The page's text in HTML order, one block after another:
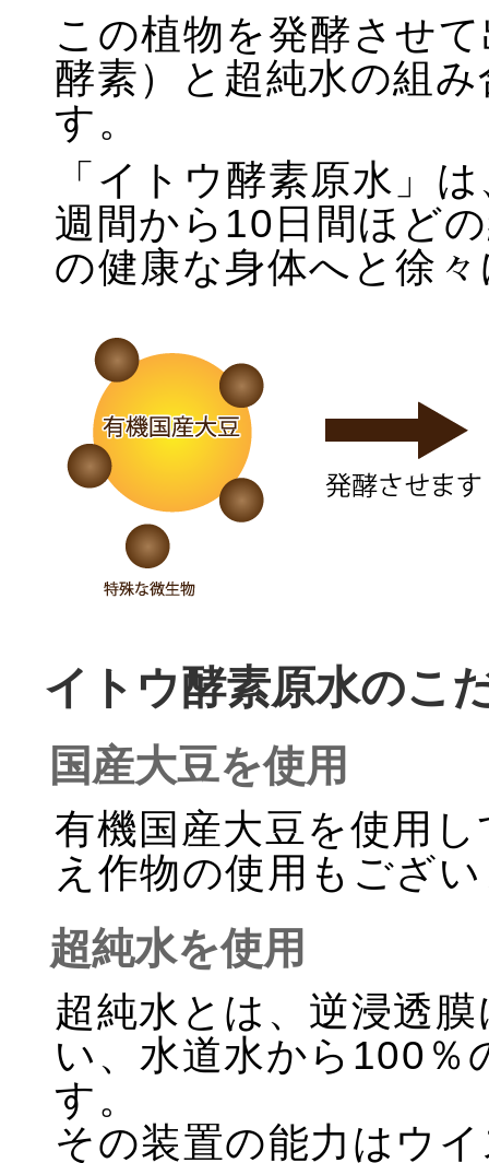
この植物を発酵させ
酵素）と超純水の組
す。
「イトウ酵素原水」
週間から10日間ほど
の健康な身体へと徐
イトウ酵素原水のこ
国産大豆を使用
有機国産大豆を使用
え作物の使用もござ
超純水を使用
超純水とは、逆浸透
い、水道水から100
す。
その装置の能力はウ